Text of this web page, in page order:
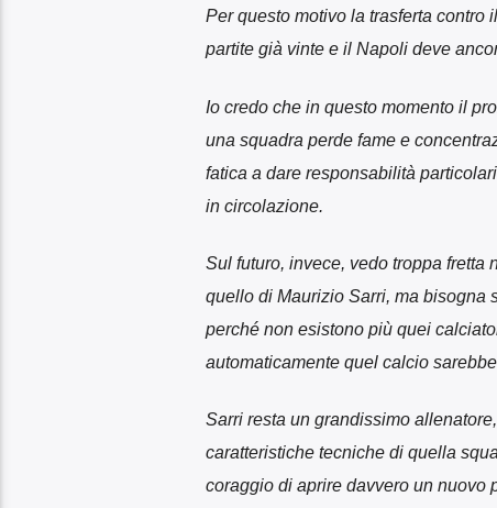
Per questo motivo la trasferta contro
partite già vinte e il Napoli deve
Io credo che in questo momento il
una squadra perde fame e
fatica a dare responsabilità
in circolazione.
Sul futuro, invece, vedo troppa fretta
quello di Maurizio Sarri, ma bisogna
perché non esistono più quei
automaticamente quel calcio
Sarri resta un grandissimo
caratteristiche tecniche di quella
coraggio di aprire davvero un nuovo